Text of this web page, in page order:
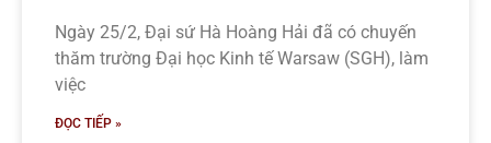
Ngày 25/2, Đại sứ Hà Hoàng Hải đã có chuyến
thăm trường Đại học Kinh tế Warsaw (SGH), làm
việc
ĐỌC TIẾP »